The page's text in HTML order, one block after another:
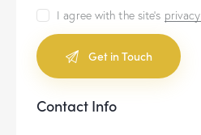
I agree with the site’s
l
Contact Info